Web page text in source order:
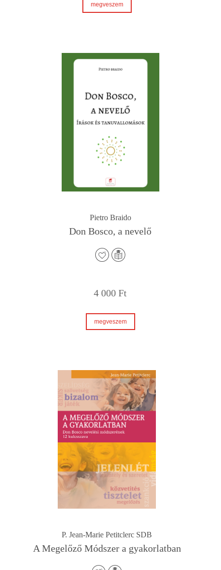
megveszem
Pietro Braido
Don Bosco, a nevelő
4 000Ft
megveszem
P. Jean-Marie Petitclerc SDB
A Megelőző Módszer a gyakorlatban